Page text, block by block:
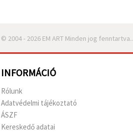
© 2004 - 2026 EM ART Minden jog fenntartva..
INFORMÁCIÓ
Rólunk
Adatvédelmi tájékoztató
ÁSZF
Kereskedő adatai